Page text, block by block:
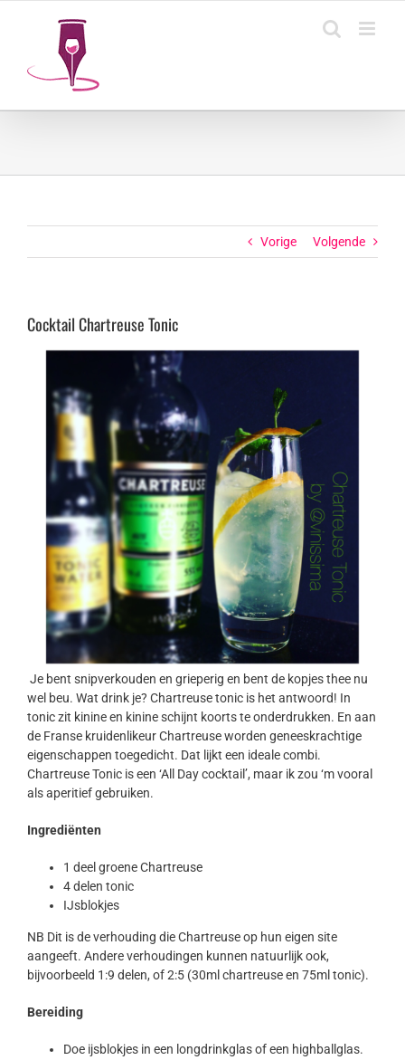
Vorige Volgende
Cocktail Chartreuse Tonic
Je bent snipverkouden en grieperig en bent de kopjes thee nu
wel beu. Wat drink je? Chartreuse tonic is het antwoord! In
tonic zit kinine en kinine schijnt koorts te onderdrukken. En aan
de Franse kruidenlikeur Chartreuse worden geneeskrachtige
eigenschappen toegedicht. Dat lijkt een ideale combi.
Chartreuse Tonic is een ‘All Day cocktail’, maar ik zou ‘m vooral
als aperitief gebruiken.
Ingrediënten
1 deel groene Chartreuse
4 delen tonic
IJsblokjes
NB Dit is de verhouding die Chartreuse op hun eigen site
aangeeft. Andere verhoudingen kunnen natuurlijk ook,
bijvoorbeeld 1:9 delen, of 2:5 (30ml chartreuse en 75ml tonic).
Bereiding
Doe ijsblokjes in een longdrinkglas of een highballglas.